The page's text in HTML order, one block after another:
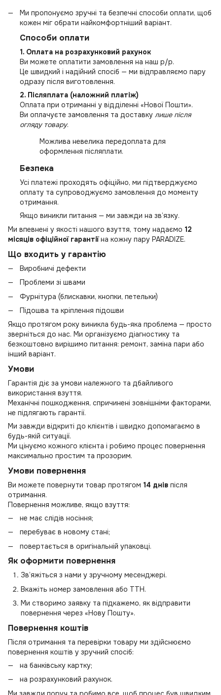
Ми пропонуємо зручні та безпечні способи оплати, щоб
кожен міг обрати найкомфортніший варіант.
Способи оплати
1. Оплата на розрахунковий рахунок
Ви можете оплатити замовлення на наш р/р.
Це швидкий і надійний спосіб — ми відправляємо пару
одразу після виготовлення.
2. Післяплата (наложний платіж)
Оплата при отриманні у відділенні «Нової Пошти».
Ви оплачуєте замовлення та доставку лише після
огляду товару.
Можлива невелика передоплата для
оформлення післяплати.
Безпека
Усі платежі проходять офіційно, ми підтверджуємо
оплату та супроводжуємо замовлення до моменту
отримання.
Якщо виникли питання — ми завжди на зв’язку.
Ми впевнені у якості нашого взуття, тому надаємо 12
місяців офіційної гарантіїна кожну пару PARADIZE.
Що входить у гарантію
Виробничі дефекти
Проблеми зі швами
Фурнітура (блискавки, кнопки, петельки)
Підошва та кріплення підошви
Якщо протягом року виникла будь-яка проблема — просто
зверніться до нас. Ми організуємо діагностику та
безкоштовно вирішимо питання: ремонт, заміна пари або
інший варіант.
Умови
Гарантія діє за умови належного та дбайливого
використання взуття.
Механічні пошкодження, спричинені зовнішніми факторами,
не підлягають гарантії.
Ми завжди відкриті до клієнтів і швидко допомагаємо в
будь-якій ситуації.
Ми цінуємо кожного клієнта і робимо процес повернення
максимально простим та прозорим.
Умови повернення
Ви можете повернути товар протягом 14 днів після
отримання.
Повернення можливе, якщо взуття:
не має слідів носіння;
перебуває в новому стані;
повертається в оригінальній упаковці.
Як оформити повернення
Зв’яжіться з нами у зручному месенджері.
Вкажіть номер замовлення або ТТН.
Ми створимо заявку та підкажемо, як відправити
повернення через «Нову Пошту».
Повернення коштів
Після отримання та перевірки товару ми здійснюємо
повернення коштів у зручний спосіб:
на банківську картку;
на розрахунковий рахунок.